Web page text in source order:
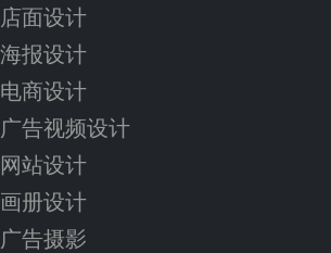
店面设计
海报设计
电商设计
广告视频设计
网站设计
画册设计
广告摄影